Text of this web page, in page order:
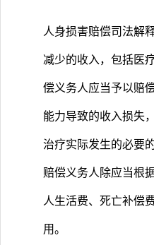
人身损害赔偿司法解
减少的收入，包括医
偿义务人应当予以赔
能力导致的收入损失
治疗实际发生的必要
赔偿义务人除应当根
人生活费、死亡补偿
用。